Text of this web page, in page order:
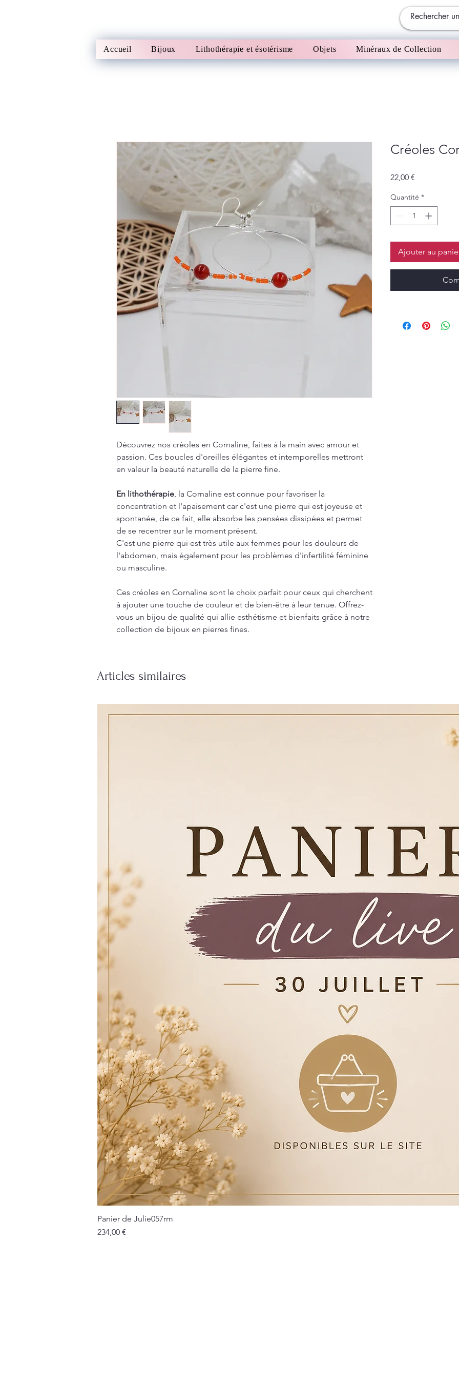
Accueil Bijoux Lithothérapie et ésotérisme Objets Minéraux de Collection
Découvrez nos créoles en Cornaline, faites à la main avec amour et
passion. Ces boucles d'oreilles élégantes et intemporelles mettront
en valeur la beauté naturelle de la pierre fine.
En lithothérapie, la Cornaline est connue pour favoriser la
concentration et l'apaisement car c'est une pierre qui est joyeuse et
spontanée, de ce fait, elle absorbe les pensées dissipées et permet
de se recentrer sur le moment présent.
C'est une pierre qui est très utile aux femmes pour les douleurs de
l'abdomen, mais également pour les problèmes d'infertilité féminine
ou masculine.
Ces créoles en Cornaline sont le choix parfait pour ceux qui cherchent
à ajouter une touche de couleur et de bien-être à leur tenue. Offrez-
vous un bijou de qualité qui allie esthétisme et bienfaits grâce à notre
collection de bijoux en pierres fines.
Créoles
22,00 €
Quantité *
Ajouter au
Articles similaires
Panier de Julie057rm
Prix
234,00 €